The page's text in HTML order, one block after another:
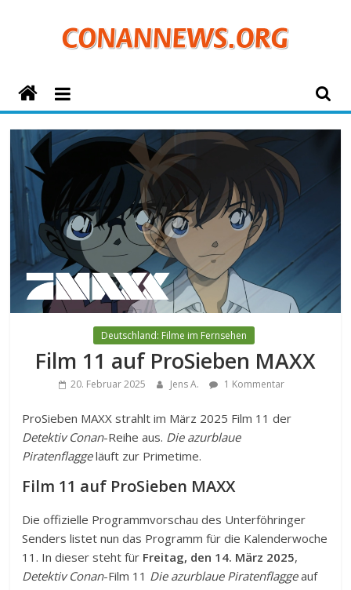
ConanNews.org
Detektiv
Conan
News
Deutschland: Filme im Fernsehen
Film 11 auf ProSieben MAXX
20. Februar 2025 Jens A. 1 Kommentar
ProSieben MAXX strahlt im März 2025 Film 11 der
Detektiv Conan-Reihe aus. Die azurblaue
Piratenflaggeläuft zur Primetime.
Film 11 auf ProSieben MAXX
Die offizielle Programmvorschau des Unterföhringer
Senders listet nun das Programm für die Kalenderwoche
11. In dieser steht für Freitag, den 14. März 2025,
Detektiv Conan-Film 11 Die azurblaue Piratenflaggeauf